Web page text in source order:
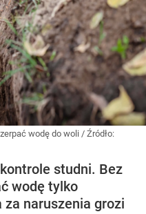
wodę do woli / Źródło:
studni. Bez
wodę tylko
za naruszenia grozi